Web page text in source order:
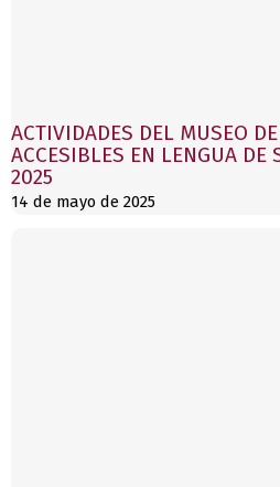
ACTIVIDADES DEL MUSEO
ACCESIBLES EN LENGUA DE
2025
14 de mayo de 2025